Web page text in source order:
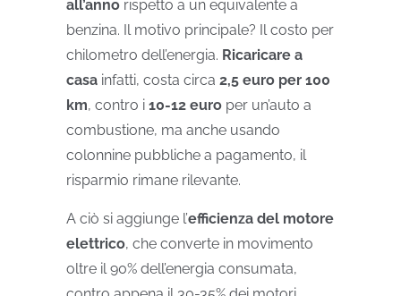
all’anno rispetto a un equivalente a
benzina. Il motivo principale? Il costo per
chilometro dell’energia. Ricaricare a
casa infatti, costa circa 2,5 euro per 100
km, contro i 10-12 euro per un’auto a
combustione, ma anche usando
colonnine pubbliche a pagamento, il
risparmio rimane rilevante.
A ciò si aggiunge l’efficienza del motore
elettrico, che converte in movimento
oltre il 90% dell’energia consumata,